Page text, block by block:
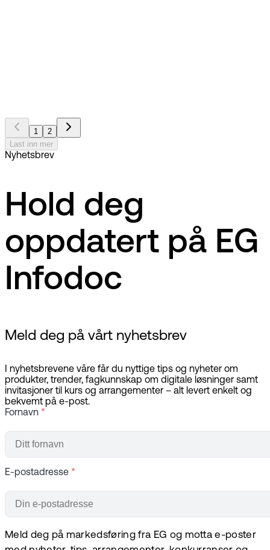
1
2
Last inn mer
Nyhetsbrev
Hold deg
oppdatert på EG
Infodoc
Meld deg på vårt nyhetsbrev
I nyhetsbrevene våre får du nyttige tips og nyheter om
produkter, trender, fagkunnskap om digitale løsninger samt
invitasjoner til kurs og arrangementer – alt levert enkelt og
bekvemt på e-post.
Fornavn *
E-postadresse *
Meld deg på markedsføring fra EG og motta e-poster